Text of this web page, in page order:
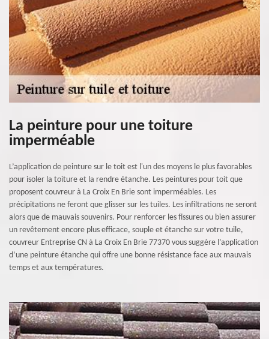
La peinture pour une toiture
imperméable
L’application de peinture sur le toit est l'un des moyens le plus favorables
pour isoler la toiture et la rendre étanche. Les peintures pour toit que
proposent couvreur à La Croix En Brie sont imperméables. Les
précipitations ne feront que glisser sur les tuiles. Les infiltrations ne seront
alors que de mauvais souvenirs. Pour renforcer les fissures ou bien assurer
un revêtement encore plus efficace, souple et étanche sur votre tuile,
couvreur Entreprise CN à La Croix En Brie 77370 vous suggère l’application
d’une peinture étanche qui offre une bonne résistance face aux mauvais
temps et aux températures.